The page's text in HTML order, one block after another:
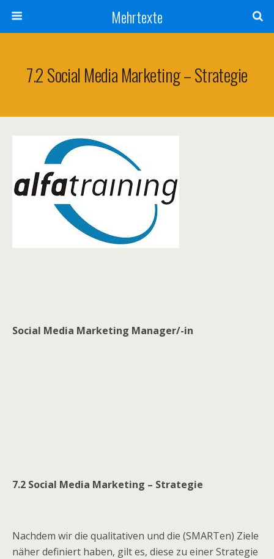
Mehrtexte
7.2 Social Media Marketing – Strategie
Social Media Marketing Manager/-in
7.2 Social Media Marketing – Strategie
Nachdem wir die qualitativen und die (SMARTen) Ziele
näher definiert haben, gilt es, diese zu einer Strategie